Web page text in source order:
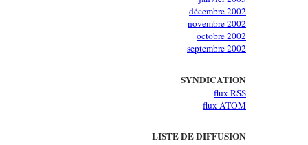
décembre 2002
novembre 2002
octobre 2002
septembre 2002
SYNDICATION
flux RSS
flux ATOM
LISTE DE DIFFUSION